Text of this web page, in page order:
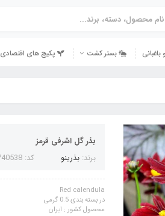
باغبانی بستر کشت پکیج های اقتصادی
بذر گل اشرفی قرمز
برند: بذرینو کد: 740538
Red calendula
در بسته بندی 0.5 گرمی
محصول کشور : ایران